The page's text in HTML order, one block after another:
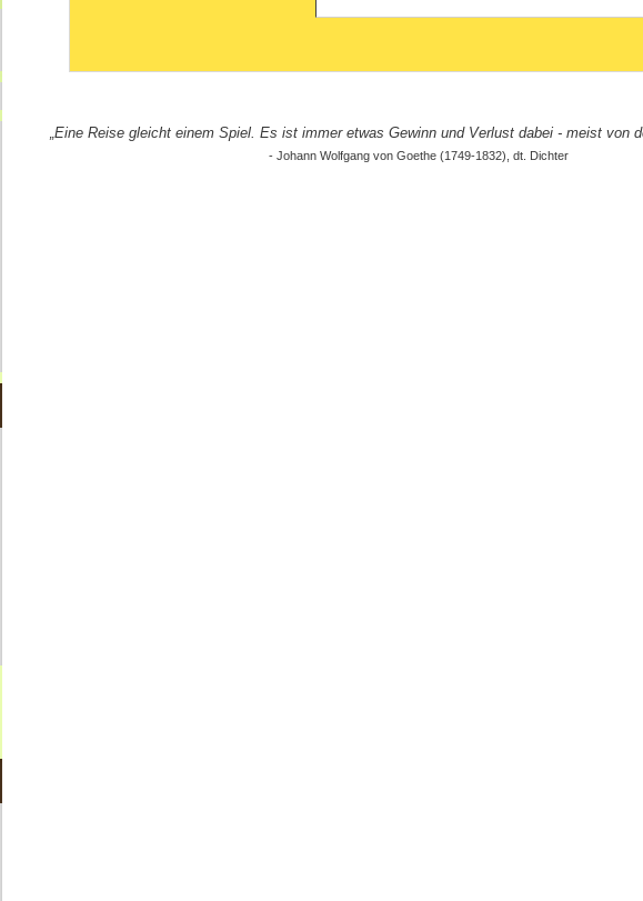
„Eine Reise gleicht einem Spiel. Es ist immer etwas Gewinn und Verlust dabei - meist von
- Johann Wolfgang von Goethe (1749-1832), dt. Dichter